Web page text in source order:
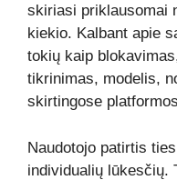
skiriasi priklausomai
kiekio. Kalbant apie
tokių kaip
tikrinimas, modelis,
skirtingose
Naudotojo patirtis
individualių lūkesčių.